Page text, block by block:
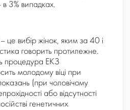
в 3% випадках.
це вибір жінок, яким за 40 і
говорить протилежне.
процедура ЕКЗ
молодому віці при
(при чоловічому
або відсутності
генетичних